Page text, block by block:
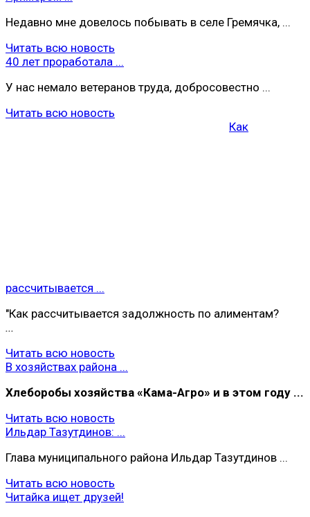
Недавно мне довелось побывать в селе Гремячка, ...
Читать всю новость
40 лет проработала ...
У нас немало ветеранов труда, добросовестно ...
Читать всю новость
Как
рассчитывается ...
"Как рассчитывается задолжность по алиментам?
...
Читать всю новость
В хозяйствах района ...
Хлеборобы хoзяйства «Кама-Агро» и в этом году ...
Читать всю новость
Ильдар Тазутдинов: ...
Глава муниципального района Ильдар Тазутдинов ...
Читать всю новость
Читайка ищет друзей!